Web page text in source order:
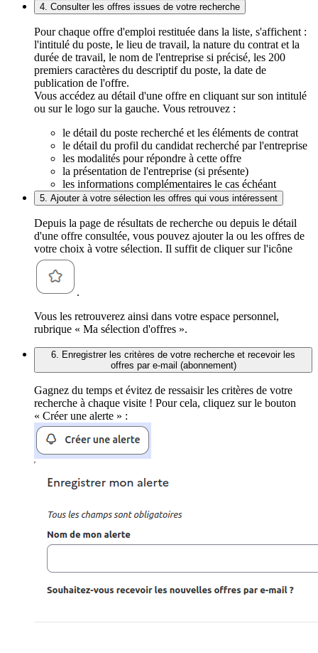
4. Consulter les offres issues de votre recherche
Pour chaque offre d'emploi restituée dans la liste, s'affichent :
l'intitulé du poste, le lieu de travail, la nature du contrat et la
durée de travail, le nom de l'entreprise si précisé, les 200
premiers caractères du descriptif du poste, la date de
publication de l'offre.
Vous accédez au détail d'une offre en cliquant sur son intitulé
ou sur le logo sur la gauche. Vous retrouvez :
le détail du poste recherché et les éléments de contrat
le détail du profil du candidat recherché par l'entreprise
les modalités pour répondre à cette offre
la présentation de l'entreprise (si présente)
les informations complémentaires le cas échéant
5. Ajouter à votre sélection les offres qui vous intéressent
Depuis la page de résultats de recherche ou depuis le détail
d'une offre consultée, vous pouvez ajouter la ou les offres de
votre choix à votre sélection. Il suffit de cliquer sur l'icône
.
Vous les retrouverez ainsi dans votre espace personnel,
rubrique « Ma sélection d'offres ».
6. Enregistrer les critères de votre recherche et recevoir les
offres par e-mail (abonnement)
Gagnez du temps et évitez de ressaisir les critères de votre
recherche à chaque visite ! Pour cela, cliquez sur le bouton
« Créer une alerte » :